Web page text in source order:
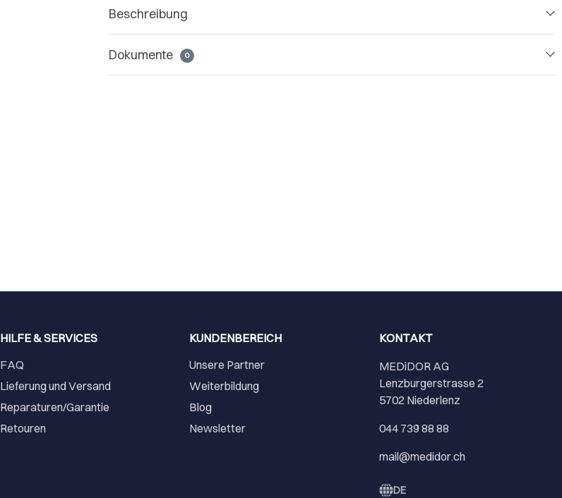
Beschreibung
Dokumente 0
HILFE & SERVICES
FAQ
Lieferung und Versand
Reparaturen/Garantie
Retouren
KUNDENBEREICH
Unsere Partner
Weiterbildung
Blog
Newsletter
KONTAKT
MEDiDOR AG
Lenzburgerstrasse 2
5702 Niederlenz
044 739 88 88
mail@medidor.ch
DE